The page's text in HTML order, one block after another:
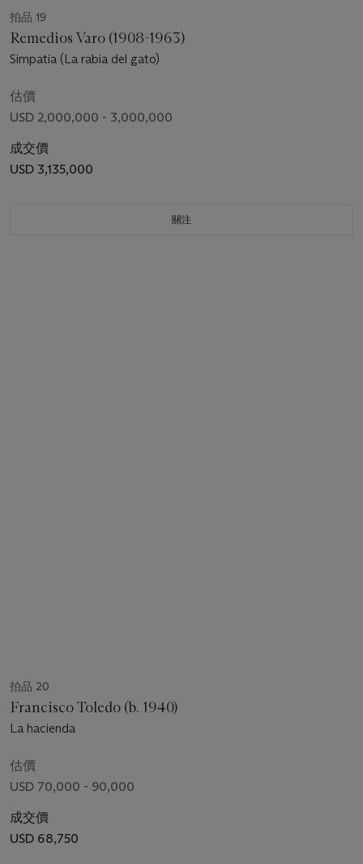
拍品 19
Remedios Varo (1908-1963)
Simpatía (La rabia del gato)
估價
USD 2,000,000 - 3,000,000
成交價
USD 3,135,000
關注
拍品 20
Francisco Toledo (b. 1940)
La hacienda
估價
USD 70,000 - 90,000
成交價
USD 68,750